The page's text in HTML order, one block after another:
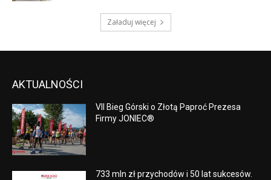
Załaduj więcej
AKTUALNOŚCI
VII Bieg Górski o Złotą Paproć Prezesa
Firmy JONIEC®
733 mln zł przychodów i 50 lat sukcesów.